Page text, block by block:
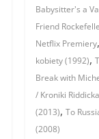
Babysitter's a
Friend
Netflix Premiery,
kobiety (1992),
Break with
/ Kroniki
(2013),To
(2008)